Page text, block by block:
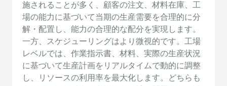
施されることが多く、顧客の注文、材料在庫、工
場の能力に基づいて当期の生産需要を合理的に分
解・配置し、能力の合理的な配分を実現します。
一方、スケジューリングはより微視的です。工場
レベルでは、作業指示書、材料、実際の生産状況
に基づいて生産計画をリアルタイムで動的に調整
し、リソースの利用率を最大化します。どちらも